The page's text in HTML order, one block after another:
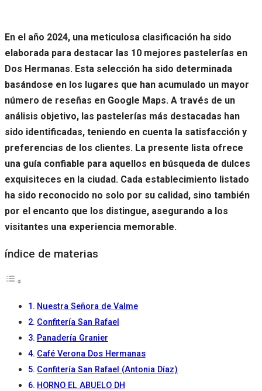
En el año 2024, una meticulosa clasificación ha sido
elaborada para destacar las 10 mejores pastelerías en
Dos Hermanas. Esta selección ha sido determinada
basándose en los lugares que han acumulado un mayor
número de reseñas en Google Maps. A través de un
análisis objetivo, las pastelerías más destacadas han
sido identificadas, teniendo en cuenta la satisfacción y
preferencias de los clientes. La presente lista ofrece
una guía confiable para aquellos en búsqueda de dulces
exquisiteces en la ciudad. Cada establecimiento listado
ha sido reconocido no solo por su calidad, sino también
por el encanto que los distingue, asegurando a los
visitantes una experiencia memorable.
índice de materias
Nuestra Señora de Valme
Confitería San Rafael
Panadería Granier
Café Verona Dos Hermanas
Confitería San Rafael (Antonia Díaz)
HORNO EL ABUELO DH